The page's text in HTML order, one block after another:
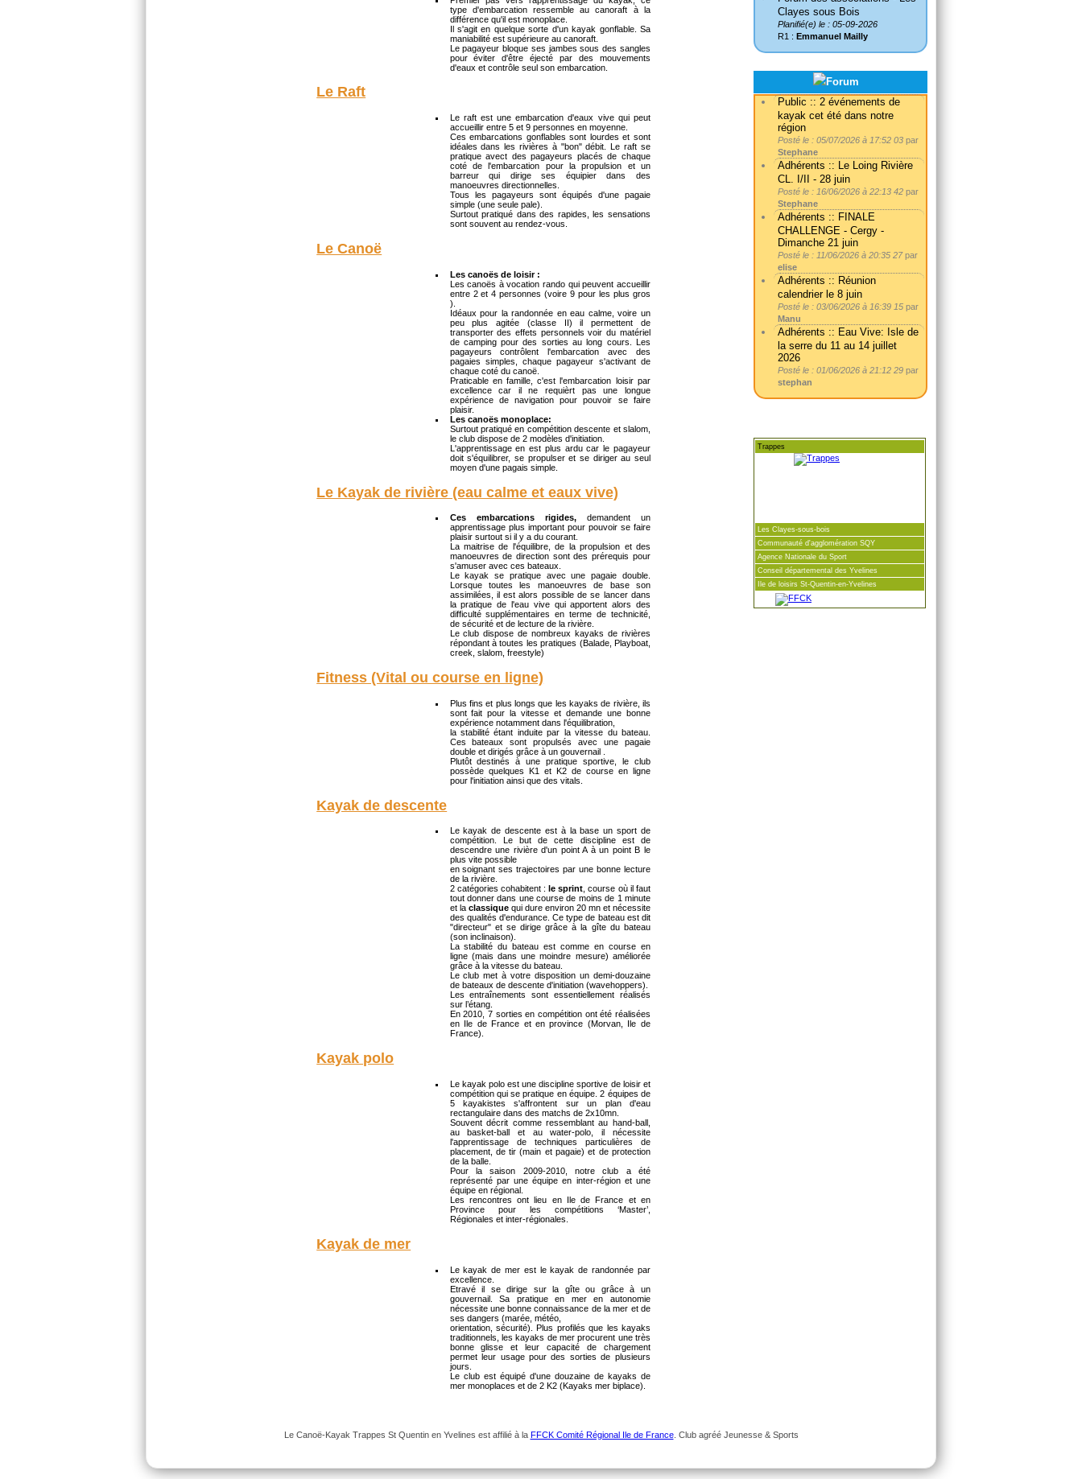
type d'embarcation ressemble au canoraft à la
différence qu'il est monoplace.
Il s'agit en quelque sorte d'un kayak gonflable. Sa
maniabilité est supérieure au canoraft.
Le pagayeur bloque ses jambes sous des sangles
pour éviter d'être éjecté par des mouvements
d'eaux et contrôle seul son embarcation.
Le Raft
Le raft est une embarcation d'eaux vive qui peut
accueillir entre 5 et 9 personnes en moyenne.
Ces embarcations gonflables sont lourdes et sont
idéales dans les rivières à "bon" débit. Le raft se
pratique avect des pagayeurs placés de chaque
coté de l'embarcation pour la propulsion et un
barreur qui dirige ses équipier dans des
manoeuvres directionnelles.
Tous les pagayeurs sont équipés d'une pagaie
simple (une seule pale).
Surtout pratiqué dans des rapides, les sensations
sont souvent au rendez-vous.
Le Canoë
Les canoës de loisir :
Les canoës à vocation rando qui peuvent accueillir
entre 2 et 4 personnes (voire 9 pour les plus gros
).
Idéaux pour la randonnée en eau calme, voire un
peu plus agitée (classe II) il permettent de
transporter des effets personnels voir du matériel
de camping pour des sorties au long cours. Les
pagayeurs contrôlent l'embarcation avec des
pagaies simples, chaque pagayeur s'activant de
chaque coté du canoë.
Praticable en famille, c'est l'embarcation loisir par
excellence car il ne requièrt pas une longue
expérience de navigation pour pouvoir se faire
plaisir.
Les canoës monoplace:
Surtout pratiqué en compétition descente et slalom,
le club dispose de 2 modèles d'initiation.
L'apprentissage en est plus ardu car le pagayeur
doit s'équilibrer, se propulser et se diriger au seul
moyen d'une pagais simple.
Le Kayak de rivière (eau calme et eaux vive)
Ces embarcations rigides,demandent un
apprentissage plus important pour pouvoir se faire
plaisir surtout si il y a du courant.
La maitrise de l'équilibre, de la propulsion et des
manoeuvres de direction sont des prérequis pour
s'amuser avec ces bateaux.
Le kayak se pratique avec une pagaie double.
Lorsque toutes les manoeuvres de base son
assimilées, il est alors possible de se lancer dans
la pratique de l'eau vive qui apportent alors des
difficulté supplémentaires en terme de technicité,
de sécurité et de lecture de la rivière.
Le club dispose de nombreux kayaks de rivières
répondant à toutes les pratiques (Balade, Playboat,
creek, slalom, freestyle)
Fitness (Vital ou course en ligne)
Plus fins et plus longs que les kayaks de rivière, ils
sont fait pour la vitesse et demande une bonne
expérience notamment dans l'équilibration,
la stabilité étant induite par la vitesse du bateau.
Ces bateaux sont propulsés avec une pagaie
double et dirigés grâce à un gouvernail .
Plutôt destinés à une pratique sportive, le club
possède quelques K1 et K2 de course en ligne
pour l'initiation ainsi que des vitals.
Kayak de descente
Le kayak de descente est à la base un sport de
compétition. Le but de cette discipline est de
descendre une rivière d'un point A à un point B le
plus vite possible
en soignant ses trajectoires par une bonne lecture
de la rivière.
2 catégories cohabitent : le sprint, course où il faut
tout donner dans une course de moins de 1 minute
et la classiquequi dure environ 20 mn et nécessite
des qualités d'endurance. Ce type de bateau est dit
"directeur" et se dirige grâce à la gîte du bateau
(son inclinaison).
La stabilité du bateau est comme en course en
ligne (mais dans une moindre mesure) améliorée
grâce à la vitesse du bateau.
Le club met à votre disposition un demi-douzaine
de bateaux de descente d'initiation (wavehoppers).
Les entraînements sont essentiellement réalisés
sur l’étang.
En 2010, 7 sorties en compétition ont été réalisées
en Ile de France et en province (Morvan, Ile de
France).
Kayak polo
Le kayak polo est une discipline sportive de loisir et
compétition qui se pratique en équipe. 2 équipes de
5 kayakistes s'affrontent sur un plan d'eau
rectangulaire dans des matchs de 2x10mn.
Souvent décrit comme ressemblant au hand-ball,
au basket-ball et au water-polo, il nécessite
l'apprentissage de techniques particulières de
placement, de tir (main et pagaie) et de protection
de la balle.
Pour la saison 2009-2010, notre club a été
représenté par une équipe en inter-région et une
équipe en régional.
Les rencontres ont lieu en Ile de France et en
Province pour les compétitions ‘Master’,
Régionales et inter-régionales.
Kayak de mer
Le kayak de mer est le kayak de randonnée par
excellence.
Etravé il se dirige sur la gîte ou grâce à un
gouvernail. Sa pratique en mer en autonomie
nécessite une bonne connaissance de la mer et de
ses dangers (marée, météo,
orientation, sécurité). Plus profilés que les kayaks
traditionnels, les kayaks de mer procurent une très
bonne glisse et leur capacité de chargement
permet leur usage pour des sorties de plusieurs
jours.
Le club est équipé d'une douzaine de kayaks de
mer monoplaces et de 2 K2 (Kayaks mer biplace).
Clayes sous Bois
Planifié(e) le : 05-09-2026
R1 : Emmanuel Mailly
Public :: 2 événements de
kayak cet été dans notre
région
Posté le : 05/07/2026 à 17:52 03 par
Stephane
Adhérents :: Le Loing Rivière
CL. I/II - 28 juin
Posté le : 16/06/2026 à 22:13 42 par
Stephane
Adhérents :: FINALE
CHALLENGE - Cergy -
Dimanche 21 juin
Posté le : 11/06/2026 à 20:35 27par
elise
Adhérents :: Réunion
calendrier le 8 juin
Posté le : 03/06/2026 à 16:39 15 par
Manu
Adhérents :: Eau Vive: Isle de
la serre du 11 au 14 juillet
2026
Posté le : 01/06/2026 à 21:12 29 par
stephan
Trappes
Les Clayes-sous-bois
Communauté d'agglomération SQY
Agence Nationale du Sport
Conseil départemental des Yvelines
Ile de loisirs St-Quentin-en-Yvelines
Le Canoë-Kayak Trappes St Quentin en Yvelines est affilié à la FFCK Comité Régional Ile de France. Club agréé Jeunesse & Sports